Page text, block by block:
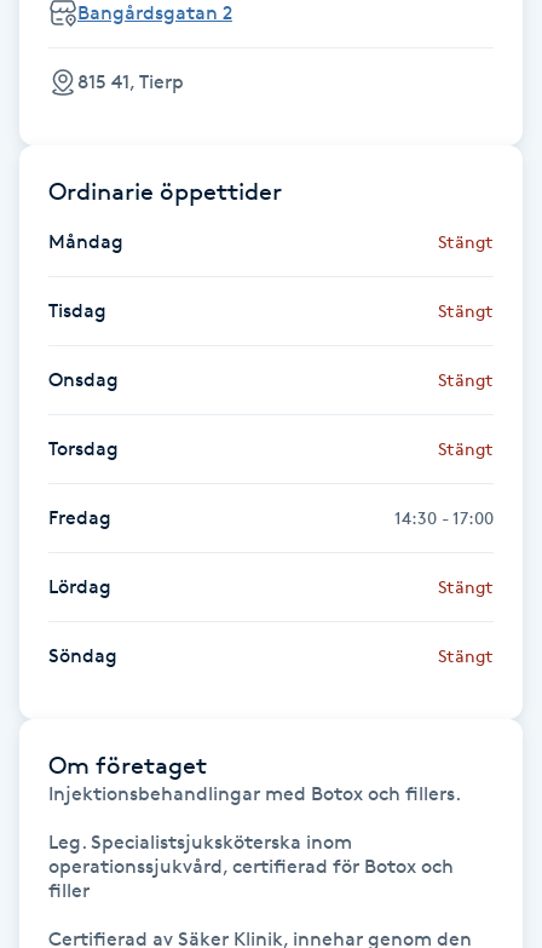
Fransk manikyr
Fransrengöring
Gel naglar
Gelenaglar
Gellack
Gellack med förstärkning
Gravidmassage
Bangårdsgatan 2
815 41, Tierp
Ordinarie öppettider
Måndag Stängt
Tisdag Stängt
Onsdag Stängt
Torsdag Stängt
Fredag 14:30 - 17:00
Lördag Stängt
Söndag Stängt
Om företaget
Injektionsbehandlingar med Botox och fillers.
Leg. Specialistsjuksköterska inom
operationssjukvård, certifierad för Botox och
filler
Certifierad av Säker Klinik, innehar genom den